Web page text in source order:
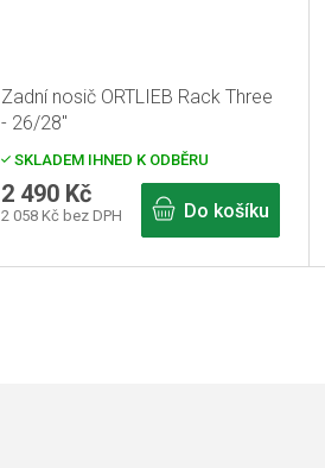
Zadní nosič ORTLIEB Rack Three
- 26/28"
SKLADEM IHNED K ODBĚRU
2 058 Kč bez DPH
2 490 Kč
Do košíku